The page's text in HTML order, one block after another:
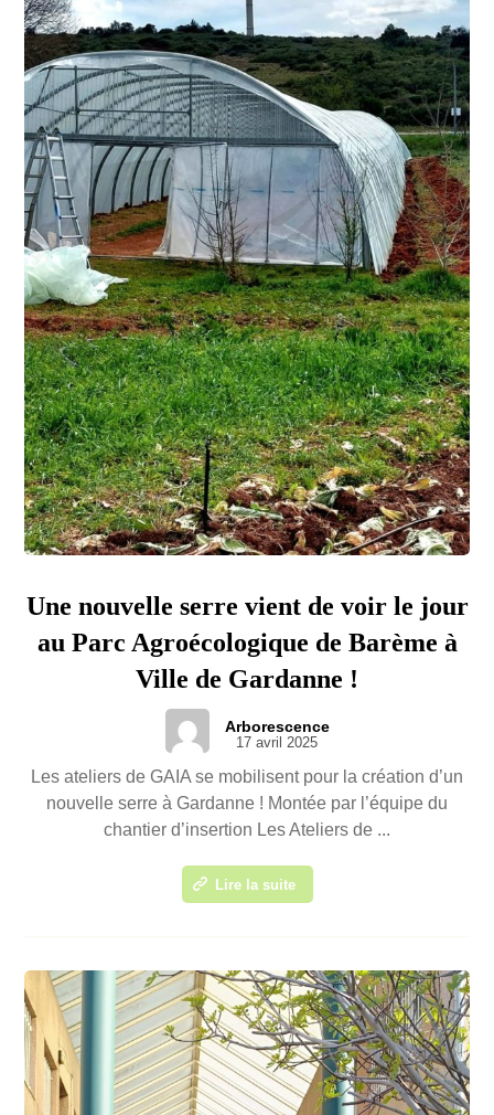
Une nouvelle serre vient de voir le jour
au Parc Agroécologique de Barème à
Ville de Gardanne !
Arborescence
17 avril 2025
Les ateliers de GAIA se mobilisent pour la création d’un
nouvelle serre à Gardanne ! Montée par l’équipe du
chantier d’insertion Les Ateliers de ...
Lire la suite